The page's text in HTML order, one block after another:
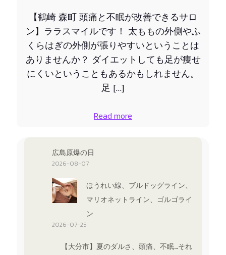
【鶴崎 森町 頭痛と不眠が改善できるサロ
ン】ララスマイルです！ 太ももの外側やふ
くらはぎの外側が張りやすいということは
ありませんか？ ダイエットしても足が痩せ
にくいということもあるかもしれません。
足 […]
Read more
広島原爆の日
2026-08-07
ほうれい線、ブルドッグライン、
マリオネットライン、ゴルゴライ
ン
2026-07-25
【大分市】夏のダルさ、頭痛、不眠…それ